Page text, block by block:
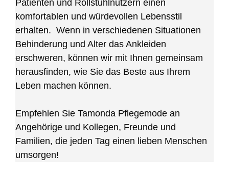
Patienten und Rollstuhlnutzern einen
komfortablen und würdevollen Lebensstil
erhalten. Wenn in verschiedenen Situationen
Behinderung und Alter das Ankleiden
erschweren, können wir mit Ihnen gemeinsam
herausfinden, wie Sie das Beste aus Ihrem
Leben machen können.
Empfehlen Sie Tamonda Pflegemode an
Angehörige und Kollegen, Freunde und
Familien, die jeden Tag einen lieben Menschen
umsorgen!